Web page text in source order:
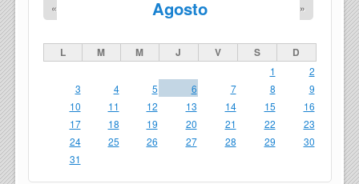
Agosto
« »
L M M J V S D
1
2
3
4 5 6 7 8
9
10
11 12 13 14 15
16
17
18 19 20 21 22
23
24
25 26 27 28 29
30
31